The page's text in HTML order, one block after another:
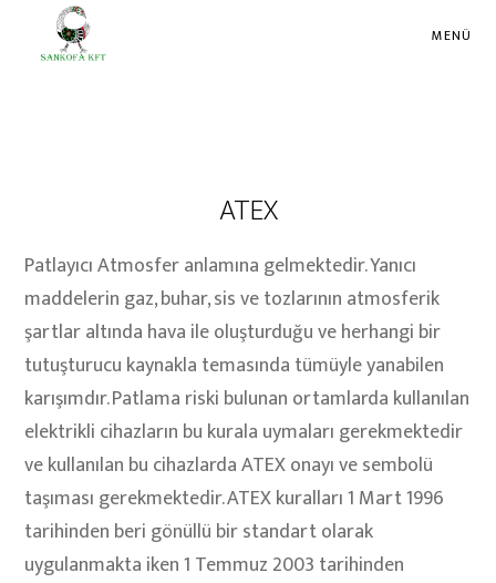
MENÜ
ATEX
Patlayıcı Atmosfer anlamına gelmektedir. Yanıcı
maddelerin gaz, buhar, sis ve tozlarının atmosferik
şartlar altında hava ile oluşturduğu ve herhangi bir
tutuşturucu kaynakla temasında tümüyle yanabilen
karışımdır. Patlama riski bulunan ortamlarda kullanılan
elektrikli cihazların bu kurala uymaları gerekmektedir
ve kullanılan bu cihazlarda ATEX onayı ve sembolü
taşıması gerekmektedir. ATEX kuralları 1 Mart 1996
tarihinden beri gönüllü bir standart olarak
uygulanmakta iken 1 Temmuz 2003 tarihinden